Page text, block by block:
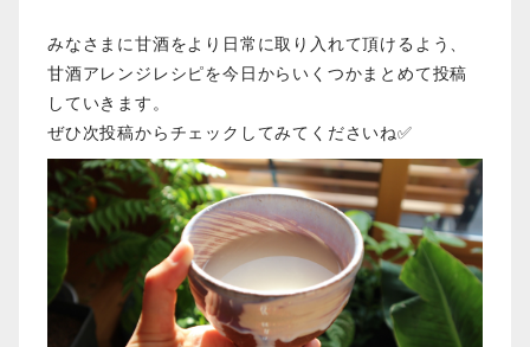
みなさまに甘酒をより日常に取り入れて頂けるよう、
甘酒アレンジレシピを今日からいくつかまとめて投稿
していきます。
ぜひ次投稿からチェックしてみてくださいね✅